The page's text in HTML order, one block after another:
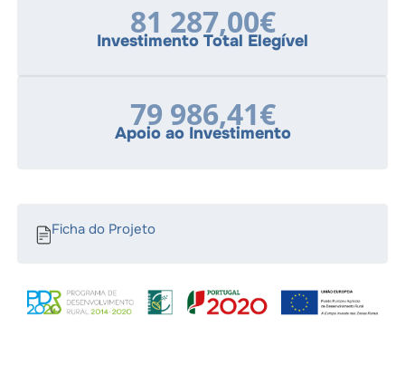
81 287,00€
Investimento Total Elegível
79 986,41€
Apoio ao Investimento
Ficha do Projeto